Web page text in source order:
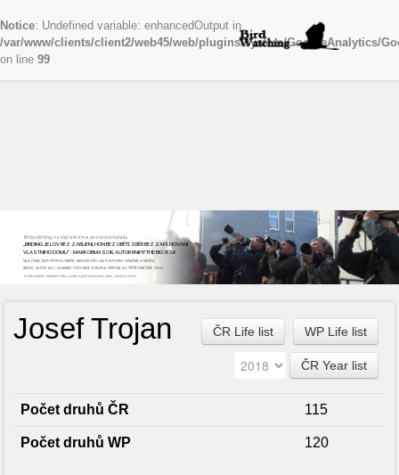
Notice: Undefined variable: enhancedOutput in
/var/www/clients/client2/web45/web/plugins/system/GoogleAnalytics/
on line 99
Birdwatching, česky řekneme pozorování ptáků
„BIRDING JE LOV BEZ ZABÍJENÍ, HON BEZ OBĚTÍ, SBĚR BEZ ZAPLŇOVÁNÍ
VLASTNÍHO DOMU“ - MARK OBMASCIK, AUTOR KNIHY THE BIG YEAR
NAJEZDÍME ČASTO STOVKY KILOMETRŮ, ABYCHOM VIDĚLI DALŠÍ NOVÝ DRUH. ODNÁŠÍME SI NADŠENÍ,
RADOST, ZÁŽITKY, ALE I ZKLAMÁNÍ, POKUD NAŠE CESTA BYLA ZBYTEČNÁ, ALE PŘÍŠTĚ VYRÁŽÍME ZNOVU
Začít můžete v každém věku, podle svých možností, času...stojí to za to!
ČR Life list WP Life list
ČR Year list
Josef Trojan
Počet druhů ČR 115
Počet druhů WP 120